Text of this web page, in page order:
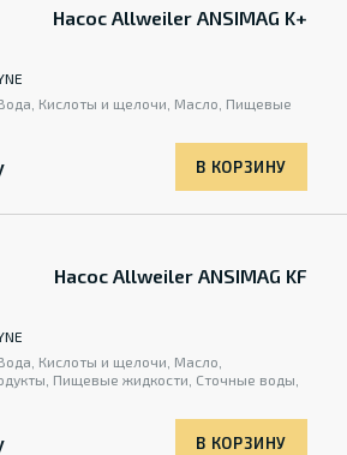
Насос Allweiler ANSIMAG K+
Кислоты и щелочи, Масло, Пищевые
В КОРЗИНУ
Насос Allweiler ANSIMAG KF
Кислоты и щелочи, Масло,
Пищевые жидкости, Сточные воды,
В КОРЗИНУ